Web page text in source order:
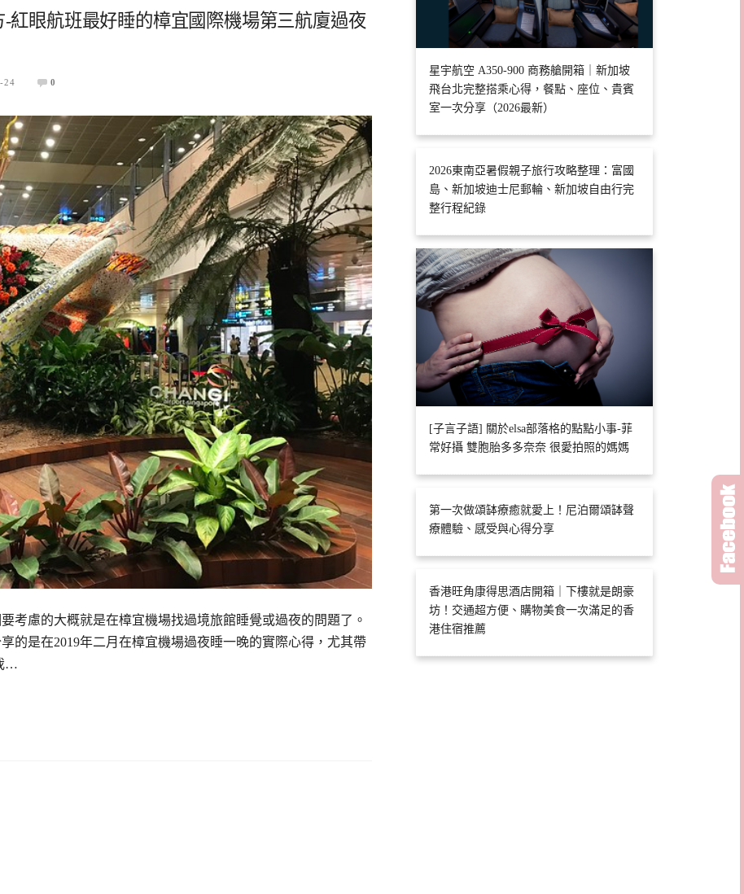
紅眼航班最好睡的樟宜國際機場第三航廈過夜
24 0
考慮的大概就是在樟宜機場找過境旅館睡覺或過夜的問題了。
的是在2019年二月在樟宜機場過夜睡一晚的實際心得，尤其帶
…
星宇航空 A350-900 商務艙開箱｜新加坡
飛台北完整搭乘心得，餐點、座位、貴賓
室一次分享（2026最新）
2026東南亞暑假親子旅行攻略整理：富國
島、新加坡迪士尼郵輪、新加坡自由行完
整行程紀錄
[子言子語] 關於elsa部落格的點點小事-菲
常好攝 雙胞胎多多奈奈 很愛拍照的媽媽
第一次做頌缽療癒就愛上！尼泊爾頌缽聲
療體驗、感受與心得分享
香港旺角康得思酒店開箱｜下樓就是朗豪
坊！交通超方便、購物美食一次滿足的香
港住宿推薦